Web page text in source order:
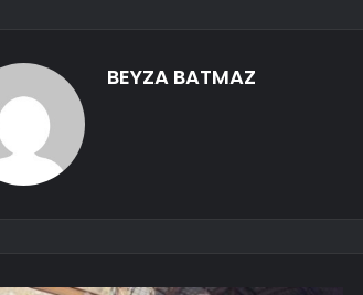
BEYZA BATMAZ